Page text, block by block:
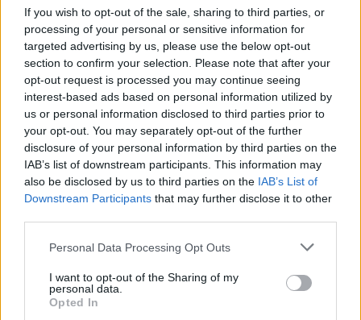
If you wish to opt-out of the sale, sharing to third parties, or
processing of your personal or sensitive information for
targeted advertising by us, please use the below opt-out
section to confirm your selection. Please note that after your
opt-out request is processed you may continue seeing
interest-based ads based on personal information utilized by
us or personal information disclosed to third parties prior to
your opt-out. You may separately opt-out of the further
disclosure of your personal information by third parties on the
IAB’s list of downstream participants. This information may
also be disclosed by us to third parties on the IAB’s List of
Downstream Participants that may further disclose it to other
Personal Data Processing Opt Outs
I want to opt-out of the Sharing of my
personal data.
Opted In
promessa sul palco di Sanremo"
20/02/2026
VERSO SANREMO
Patty Pravo: "La ragazza del
Piper sono sempre io"
16/02/2026
SUPER MODELLA
Irina Shayk conduttrice al
Festival: quando sarà a Sanremo
SANREMO